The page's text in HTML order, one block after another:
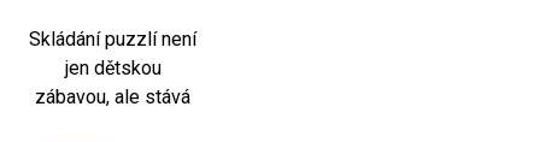
Skládání puzzlí není
jen dětskou
zábavou, ale stává